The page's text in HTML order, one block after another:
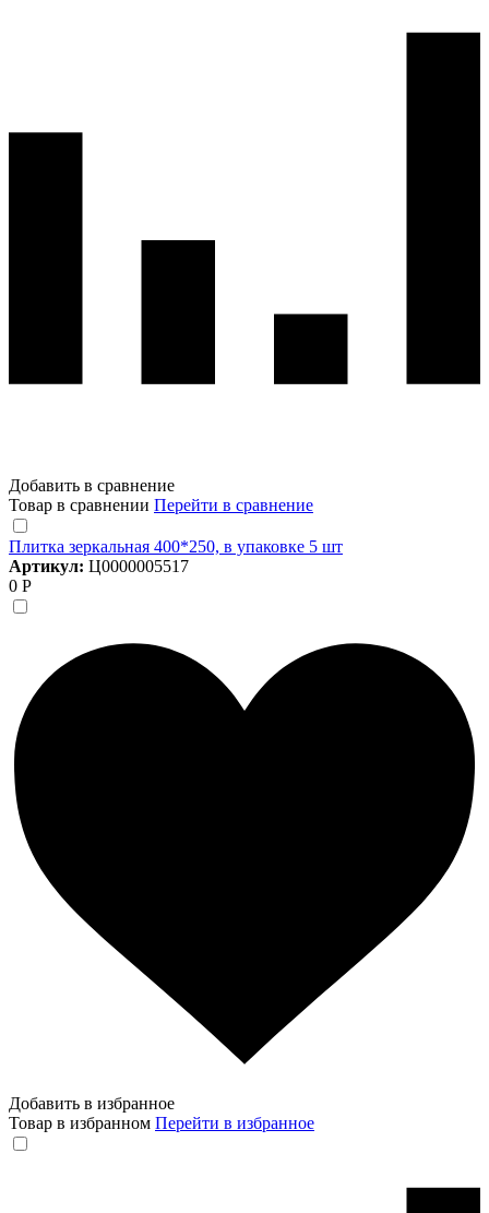
Добавить в сравнение
Товар в сравнении Перейти в сравнение
Плитка зеркальная 400*250, в упаковке 5 шт
Артикул: Ц0000005517
0 Р
Добавить в избранное
Товар в избранном Перейти в избранное